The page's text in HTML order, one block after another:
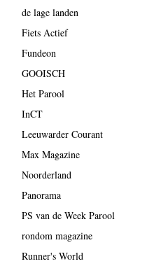
de lage landen
Fiets Actief
Fundeon
GOOISCH
Het Parool
InCT
Leeuwarder Courant
Max Magazine
Noorderland
Panorama
PS van de Week Parool
rondom magazine
Runner's World